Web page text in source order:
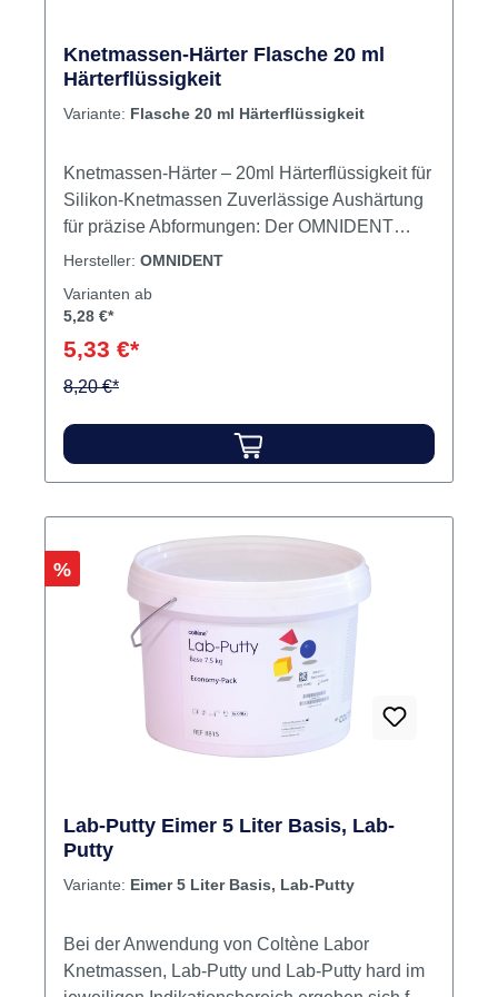
Knetmassen-Härter Flasche 20 ml
Härterflüssigkeit
Variante: Flasche 20 ml Härterflüssigkeit
Knetmassen-Härter – 20ml Härterflüssigkeit für
Silikon-Knetmassen Zuverlässige Aushärtung
für präzise Abformungen: Der OMNIDENT
Knetmassen-Härter ist speziell auf die
Knetmassen abgestimmt und sorgt für eine
Abformung. Produktvorteile – Härterflüssigkeit
zur gezielten Aushärtung von OMNIDENT
aus der praktischen 20ml Flasche –
Homogene Durchmischung für verlässliche
und detailgetreue Abformung – Für den
professionellen Einsatz in der Zahnarztpraxis
Anwendung & Zusatzinfos Die
Härterflüssigkeit wird im empfohlenen
Mischverhältnis mit der entsprechenden
Knetmasse verarbeitet. Eine gleichmäßige
Durchmischung ist Voraussetzung für eine
vollständige Aushärtung und exakte
Materialeigenschaften. Inhalt: 20ml
Härterflüssigkeit Jetzt bestellen Jetzt den
bei dentalkiosk.de bestellen – für zuverlässige
Hersteller: OMNIDENT
Varianten ab
5,28 €*
5,33 €*
8,20 €*
Rabatt
%
Lab-Putty Eimer 5 Liter Basis, Lab-
Putty
Variante: Eimer 5 Liter Basis, Lab-Putty
Bei der Anwendung von Coltène Labor
Knetmassen, Lab-Putty und Lab-Putty hard im